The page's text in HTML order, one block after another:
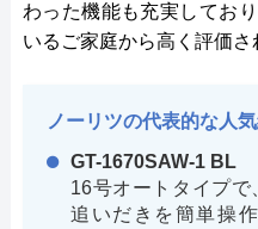
わった機能も充実してお
いるご家庭から高く評価さ
ノーリツの代表的な人
GT-1670SAW-1 BL
16号オートタイプで
追いだきを簡単操